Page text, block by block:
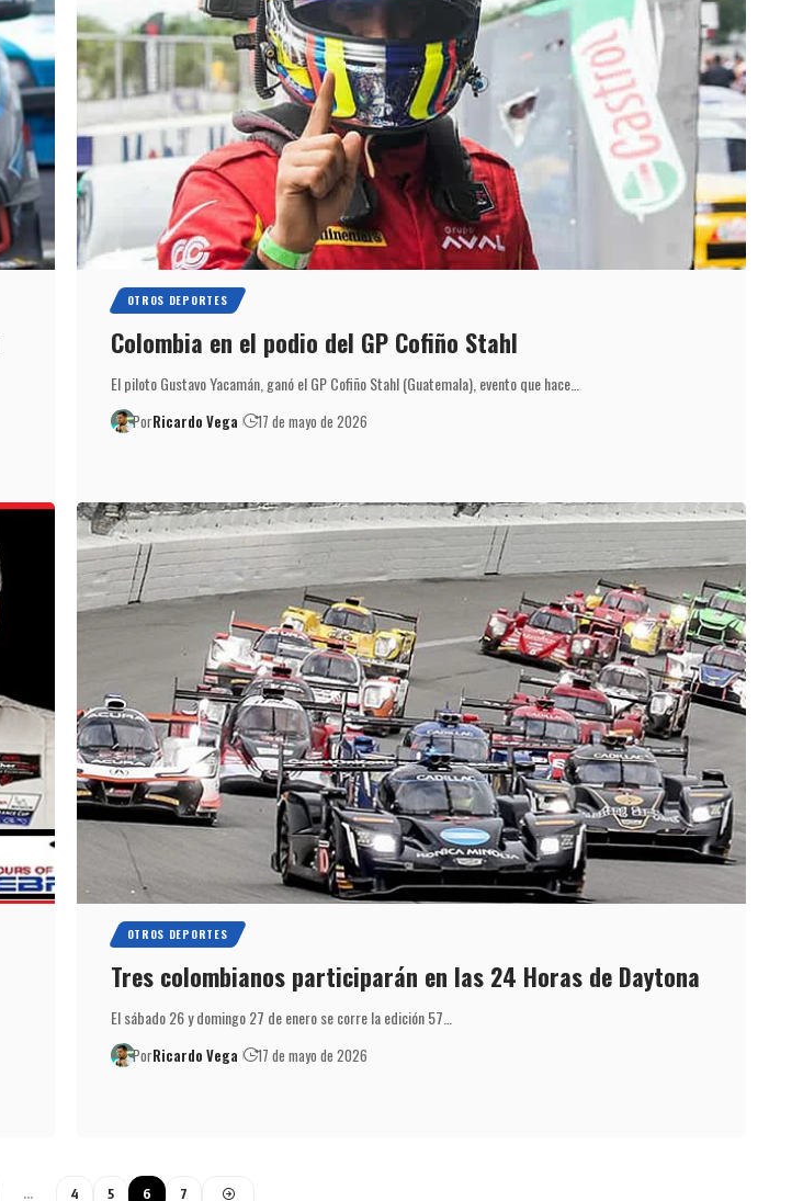
OTROS DEPORTES
Colombia en el podio del GP Cofiño Stahl
El piloto Gustavo Yacamán, ganó el GP Cofiño Stahl (Guatemala), evento que hace…
PorRicardo Vega 17 de mayo de 2026
OTROS DEPORTES
Tres colombianos participarán en las 24 Horas de Daytona
El sábado 26 y domingo 27 de enero se corre la edición 57…
PorRicardo Vega 17 de mayo de 2026
… 4 5 6 7